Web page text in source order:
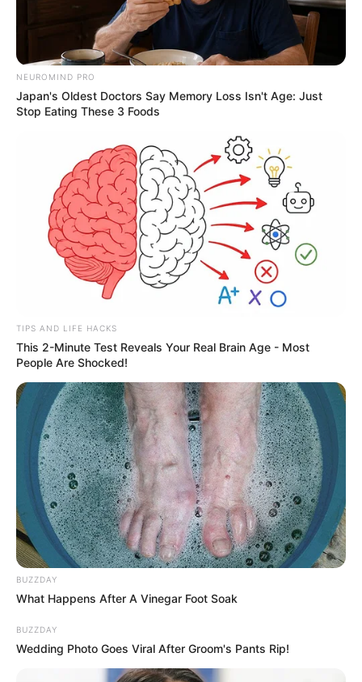
NEUROMIND PRO
Japan's Oldest Doctors Say Memory Loss Isn't Age: Just
Stop Eating These 3 Foods
TIPS AND LIFE HACKS
This 2-Minute Test Reveals Your Real Brain Age - Most
People Are Shocked!
BUZZDAY
What Happens After A Vinegar Foot Soak
BUZZDAY
Wedding Photo Goes Viral After Groom's Pants Rip!